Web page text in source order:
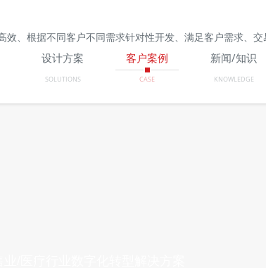
、根据不同客户不同需求针对性开发、满足客户需求、交
设计方案
SOLUTIONS
客户案例
CASE
新闻/知识
KNOWLEDGE